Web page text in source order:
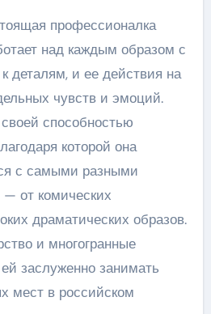
профессионалка
над каждым образом с
деталям, и ее действия на
чувств и эмоций.
способностью
которой она
с самыми разными
от комических
драматических образов.
и многогранные
заслуженно занимать
мест в российском